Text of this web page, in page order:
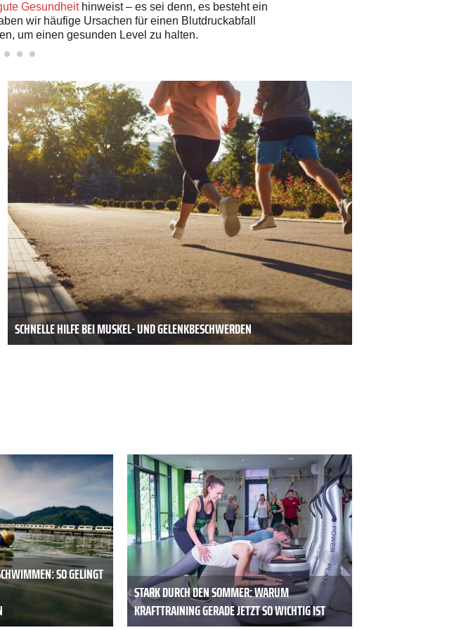
Gesundheithinweist – es sei denn, es besteht ein
wir häufige Ursachen für einen Blutdruckabfall
um einen gesunden Level zu halten.
SCHNELLE HILFE BEI MUSKEL- UND GELENKBESCHWERDEN
SO GELINGT
STARK DURCH DEN SOMMER: WARUM
KRAFTTRAINING GERADE JETZT SO WICHTIG IST